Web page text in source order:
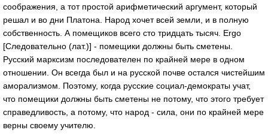
соображения, а тот простой арифметический аргумент, который
решал и во дни Платона. Народ хочет всей земли, и в полную
собственность. А помещиков всего сто тридцать тысяч. Ergo
[Следовательно (лат.)] - помещики должны быть сметены.
Русский марксизм последователен по крайней мере в одном
отношении. Он всегда был и на русской почве остался чистейшим
аморализмом. Поэтому, когда русские социал-демократы учат,
что помещики должны быть сметены не потому, что этого требует
справедливость, а потому, что народ - сила, они по крайней мере
верны своему учителю.